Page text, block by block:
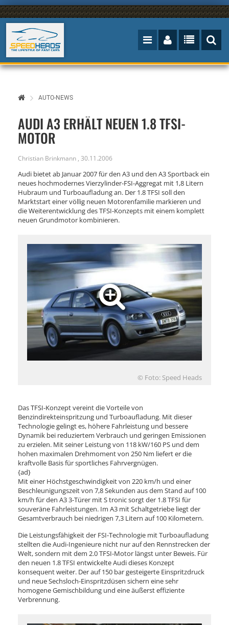
AUTO-NEWS
AUDI A3 ERHÄLT NEUEN 1.8 TFSI-
MOTOR
Christian Brinkmann , 30.11.2006
Audi bietet ab Januar 2007 für den A3 und den A3 Sportback ein
neues hochmodernes Vierzylinder-FSI-Aggregat mit 1,8 Litern
Hubraum und Turboaufladung an. Der 1.8 TFSI soll den
Marktstart einer völlig neuen Motorenfamilie markieren und
die Weiterentwicklung des TFSI-Konzepts mit einem komplett
neuen Grundmotor kombinieren.
© Foto: Speed Heads
Das TFSI-Konzept vereint die Vorteile von
Benzindirekteinspritzung und Turboaufladung. Mit dieser
Technologie gelingt es, höhere Fahrleistung und bessere
Dynamik bei reduziertem Verbrauch und geringen Emissionen
zu erzielen. Mit seiner Leistung von 118 kW/160 PS und dem
hohen maximalen Drehmoment von 250 Nm liefert er die
kraftvolle Basis für sportliches Fahrvergnügen.
{ad}
Mit einer Höchstgeschwindigkeit von 220 km/h und einer
Beschleunigungszeit von 7,8 Sekunden aus dem Stand auf 100
km/h für den A3 3-Türer mit S tronic sorgt der 1.8 TFSI für
souveräne Fahrleistungen. Im A3 mit Schaltgetriebe liegt der
Gesamtverbrauch bei niedrigen 7,3 Litern auf 100 Kilometern.
Die Leistungsfähigkeit der FSI-Technologie mit Turboaufladung
stellten die Audi-Ingenieure nicht nur auf den Rennstrecken der
Welt, sondern mit dem 2.0 TFSI-Motor längst unter Beweis. Für
den neuen 1.8 TFSI entwickelte Audi dieses Konzept
konsequent weiter. Der auf 150 bar gesteigerte Einspritzdruck
und neue Sechsloch-Einspritzdüsen sichern eine sehr
homogene Gemischbildung und eine äußerst effiziente
Verbrennung.